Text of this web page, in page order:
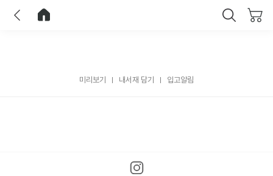
미리보기 내서재 담기 입고알림